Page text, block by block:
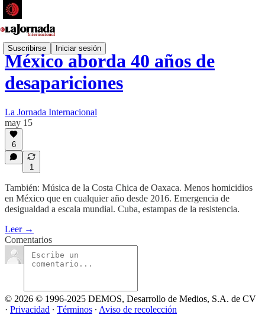
Suscribirse Iniciar sesión
México aborda 40 años de
desapariciones
La Jornada Internacional
may 15
6
1
También: Música de la Costa Chica de Oaxaca. Menos homicidios
en México que en cualquier año desde 2016. Emergencia de
desigualdad a escala mundial. Cuba, estampas de la resistencia.
Leer →
Comentarios
© 2026 © 1996-2025 DEMOS, Desarrollo de Medios, S.A. de CV
· Privacidad ∙ Términos ∙ Aviso de recolección